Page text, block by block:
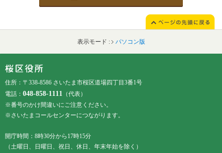
表示モード : パソコン版
住所：〒338-8586 さいたま市桜区道場四丁目3番1号
電話： 048-858-1111 （代表）
※番号のかけ間違いにご注意ください。
※さいたまコールセンターにつながります。
開庁時間：8時30分から17時15分
（土曜日、日曜日、祝日、休日、年末年始を除く）